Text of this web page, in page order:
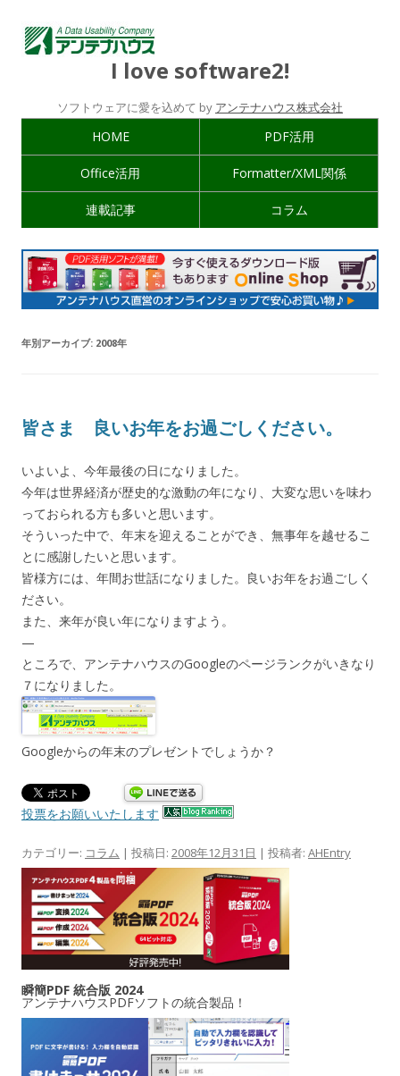
I love software2!
ソフトウェアに愛を込めて by アンテナハウス株式会社
HOME PDF活用
Office活用 Formatter/XML関係
連載記事 コラム
年別アーカイブ: 2008年
皆さま 良いお年をお過ごしください。
いよいよ、今年最後の日になりました。
今年は世界経済が歴史的な激動の年になり、大変な思いを味わ
っておられる方も多いと思います。
そういった中で、年末を迎えることができ、無事年を越せるこ
とに感謝したいと思います。
皆様方には、年間お世話になりました。良いお年をお過ごしく
ださい。
また、来年が良い年になりますよう。
—
ところで、アンテナハウスのGoogleのページランクがいきなり
７になりました。
Googleからの年末のプレゼントでしょうか？
投票をお願いいたします
カテゴリー: コラム | 投稿日: 2008年12月31日 | 投稿者: AHEntry
瞬簡PDF 統合版 2024
アンテナハウスPDFソフトの統合製品！